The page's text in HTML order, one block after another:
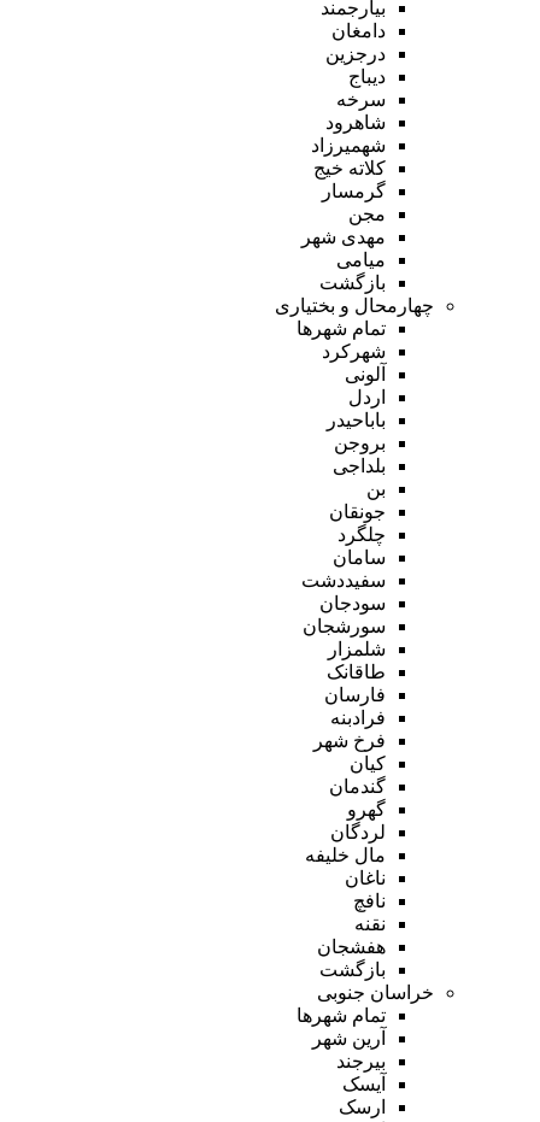
بیارجمند
دامغان
درجزین
دیباج
سرخه
شاهرود
شهمیرزاد
کلاته خیج
گرمسار
مجن
مهدی شهر
میامی
بازگشت
چهارمحال و بختیاری
تمام شهر‌ها
شهرکرد
آلونی
اردل
باباحیدر
بروجن
بلداجی
بن
جونقان
چلگرد
سامان
سفیددشت
سودجان
سورشجان
شلمزار
طاقانک
فارسان
فرادبنه
فرخ شهر
کیان
گندمان
گهرو
لردگان
مال خلیفه
ناغان
نافچ
نقنه
هفشجان
بازگشت
خراسان جنوبی
تمام شهر‌ها
آرین شهر
بیرجند
آیسک
ارسک